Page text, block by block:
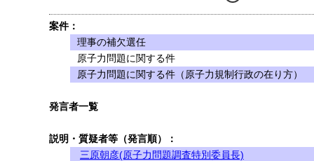
案件：
理事の補欠選任
原子力問題に関する件
原子力問題に関する件（原子力規制行政の在り方）
発言者一覧
説明・質疑者等（発言順）：
三原朝彦(原子力問題調査特別委員長)